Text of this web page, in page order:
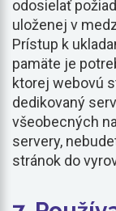
odosielať
uloženej v
Prístup k
pamäte je
ktorej webovú
dedikovaný
všeobecných
servery,
stránok do